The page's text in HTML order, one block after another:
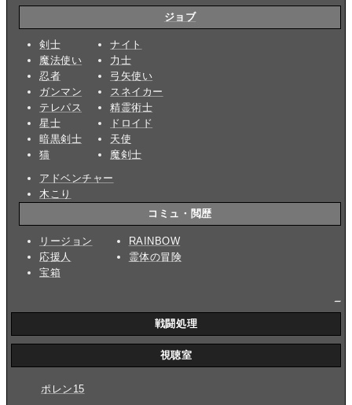
ジョブ
剣士
魔法使い
忍者
ガンマン
テレパス
星士
暗黒剣士
猫
ナイト
力士
弓矢使い
スネイカー
精霊術士
ドロイド
天使
魔剣士
アドベンチャー
木こり
コミュ・閲歴
リージョン
応援人
宝箱
RAINBOW
霊体の冒険
戦闘処理
視聴室
ポレン15